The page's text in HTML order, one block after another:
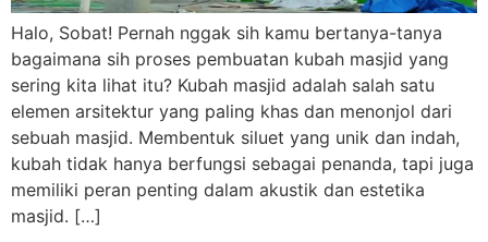
Halo, Sobat! Pernah nggak sih kamu bertanya-tanya
bagaimana sih proses pembuatan kubah masjid yang
sering kita lihat itu? Kubah masjid adalah salah satu
elemen arsitektur yang paling khas dan menonjol dari
sebuah masjid. Membentuk siluet yang unik dan indah,
kubah tidak hanya berfungsi sebagai penanda, tapi juga
memiliki peran penting dalam akustik dan estetika
masjid. […]